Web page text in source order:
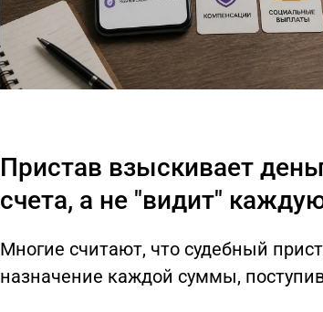
Пристав взыскивает
счета, а не "видит"
Многие считают, что судебный
назначение каждой суммы,